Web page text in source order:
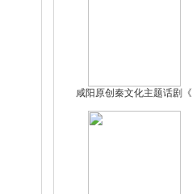
咸阳原创秦文化主题话剧《